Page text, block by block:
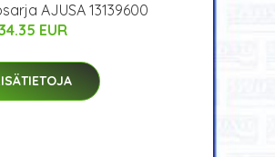
AJUSA 13139600
34.35 EUR